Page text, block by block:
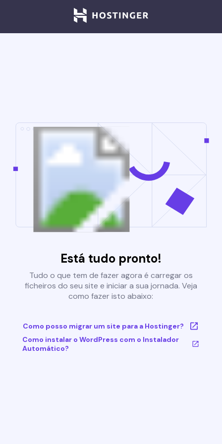
Está tudo pronto!
Tudo o que tem de fazer agora é carregar os
ficheiros do seu site e iniciar a sua jornada. Veja
como fazer isto abaixo:
Como posso migrar um site para a Hostinger?
Como instalar o WordPress com o Instalador
Automático?